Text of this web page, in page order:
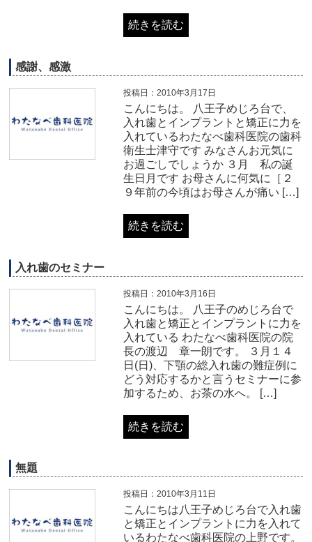
続きを読む
感謝、感激
投稿日：2010年3月17日
こんにちは。 八王子めじろ台で、
入れ歯とインプラントと矯正に力を
入れているわたなべ歯科医院の歯科
衛生士津守です みなさんお元気に
お過ごしでしょうか ３月 私の誕
生日月です お母さんに何気に［２
９年前の今頃はお母さんが痛い […]
続きを読む
入れ歯のセミナー
投稿日：2010年3月16日
こんにちは。 八王子のめじろ台で
入れ歯と矯正とインプラントに力を
入れている わたなべ歯科医院の院
長の渡辺 章一朗です。 ３月１４
日(日)、下顎の総入れ歯の難症例に
どう対応するかと言うセミナーに参
加するため、お茶の水へ。 […]
続きを読む
無題
投稿日：2010年3月11日
こんにちは八王子めじろ台で入れ歯
と矯正とインプラントに力を入れて
いるわたなべ歯科医院の上野です。